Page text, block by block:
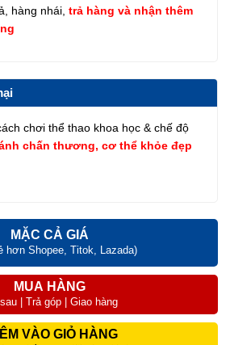
hàng nhái, trả hàng và nhận thêm
chơi thể thao khoa học & chế độ
chấn thương, cơ thể khỏe đẹp
MẶC CẢ GIÁ
hơn Shopee, Titok, Lazada)
MUA HÀNG
| Trả góp | Giao hàng
VÀO GIỎ HÀNG